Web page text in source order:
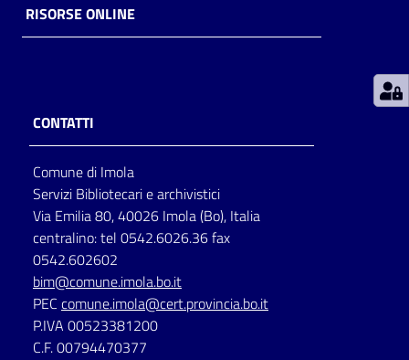
storico
per
lettura
Seguici
su
RISORSE ONLINE
CONTATTI
Comune di Imola
Servizi Bibliotecari e archivistici
Via Emilia 80, 40026 Imola (Bo), Italia
centralino: tel 0542.6026.36 fax
0542.602602
bim@comune.imola.bo.it
PEC comune.imola@cert.provincia.bo.it
P.IVA 00523381200
C.F. 00794470377